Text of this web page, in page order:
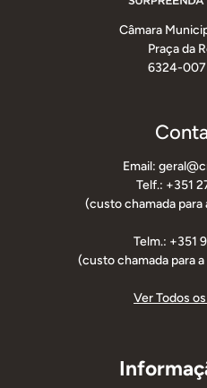
Câmara
Praça da
6324-007
Email:
Telf.: +351
(custo chamada para
Telm.: +351
(custo chamada para
Ver Todos